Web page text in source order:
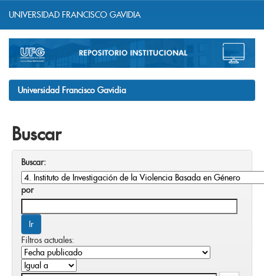
navigation
UNIVERSIDAD FRANCISCO GAVIDIA
Universidad Francisco Gavidia
Buscar
Buscar:
por
Filtros actuales: